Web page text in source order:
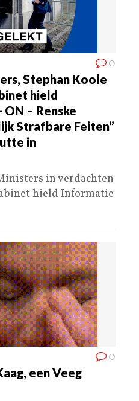
0
Stephan Koole
hield
– Renske
Strafbare Feiten”
in
in verdachten
hield Informatie
0
een Veeg